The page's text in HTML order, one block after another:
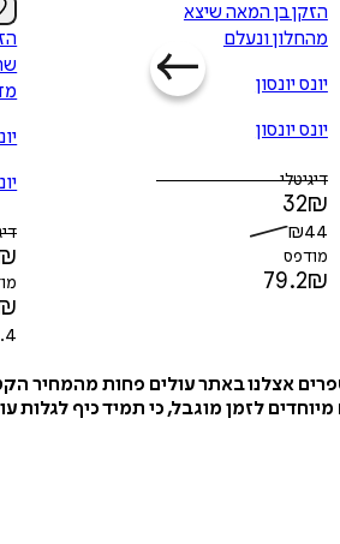
הזקן בן המאה שיצא
מהחלון ונעלם
יונס יונסון
יונס יונסון
דיגיטלי
32₪
₪44
מודפס
79.2₪
אצלנו באתר עולים פחות מהמחיר
לזמן מוגבל, כי תמיד כיף לגלות